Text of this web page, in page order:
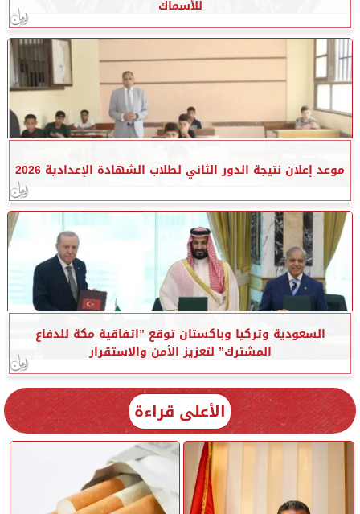
للأسماك
موعد إعلان نتيجة الدور الثاني لطلاب الشهادة الإعدادية 2026
السعودية وتركيا وباكستان توقع ”اتفاقية مكة للدفاع
المشترك” لتعزيز الأمن والاستقرار
الأعلى قراءة